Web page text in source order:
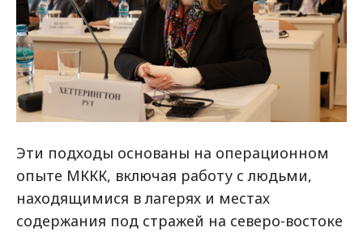
Эти подходы основаны на операционном
опыте МККК, включая работу с людьми,
находящимися в лагерях и местах
содержания под стражей на северо-востоке